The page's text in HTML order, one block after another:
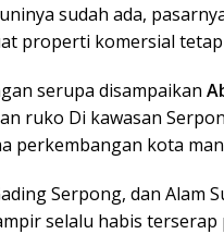
sudah ada,
properti komersial
serupa disampaikan
ruko Di kawasan
perkembangan kota
Serpong, dan
selalu habis terserap